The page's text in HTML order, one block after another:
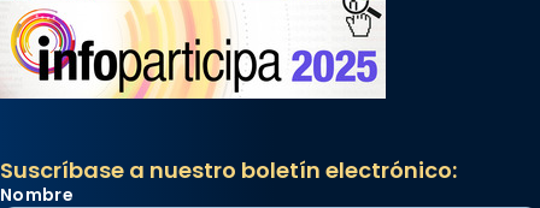
Suscríbase a nuestro boletín electrónico:
Nombre